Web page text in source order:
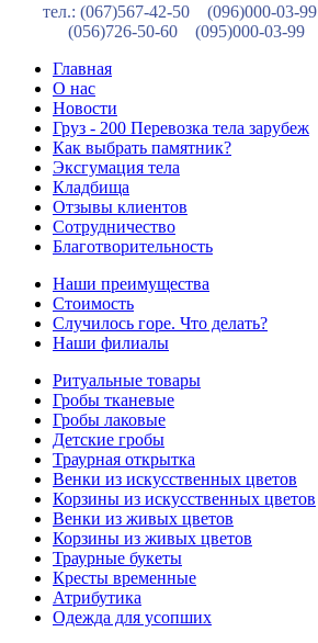
тел.: (067)567-42-50 (096)000-03-99
(056)726-50-60
(095)000-03-99
Главная
О нас
Новости
Груз - 200 Перевозка тела зарубеж
Как выбрать памятник?
Эксгумация тела
Кладбища
Отзывы клиентов
Сотрудничество
Благотворительность
Наши преимущества
Стоимость
Случилось горе. Что делать?
Наши филиалы
Ритуальные товары
Гробы тканевые
Гробы лаковые
Детские гробы
Траурная открытка
Венки из искусственных цветов
Корзины из искусственных цветов
Венки из живых цветов
Корзины из живых цветов
Траурные букеты
Кресты временные
Атрибутика
Одежда для усопших